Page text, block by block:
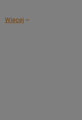
Więcej